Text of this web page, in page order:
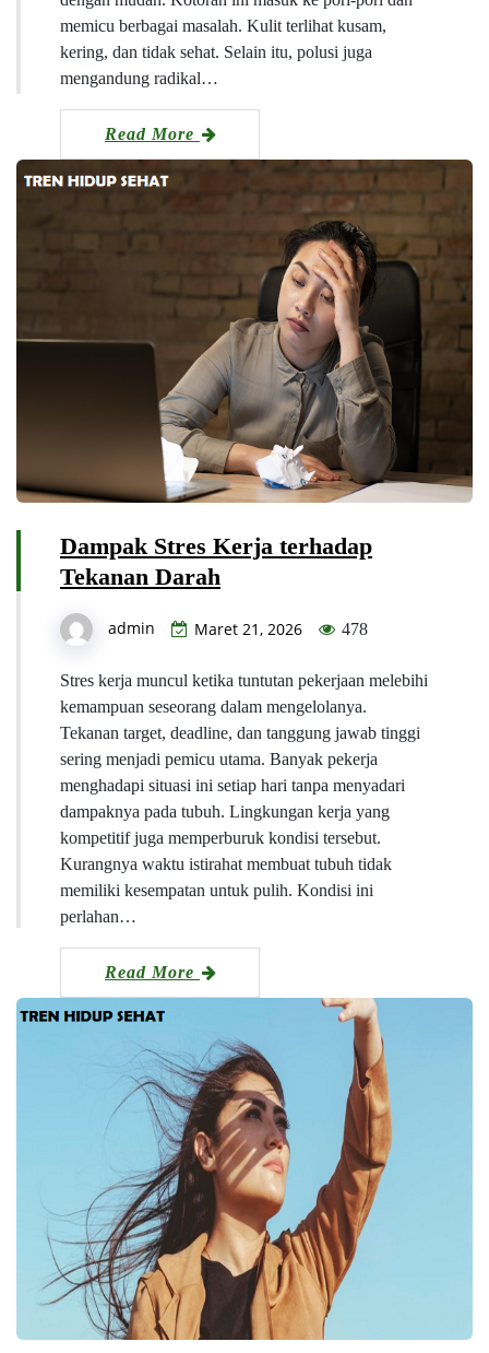
memicu berbagai masalah. Kulit terlihat kusam,
kering, dan tidak sehat. Selain itu, polusi juga
mengandung radikal…
Read More
Dampak Stres Kerja terhadap
Tekanan Darah
admin Maret 21, 2026 478
Stres kerja muncul ketika tuntutan pekerjaan melebihi
kemampuan seseorang dalam mengelolanya.
Tekanan target, deadline, dan tanggung jawab tinggi
sering menjadi pemicu utama. Banyak pekerja
menghadapi situasi ini setiap hari tanpa menyadari
dampaknya pada tubuh. Lingkungan kerja yang
kompetitif juga memperburuk kondisi tersebut.
Kurangnya waktu istirahat membuat tubuh tidak
memiliki kesempatan untuk pulih. Kondisi ini
perlahan…
Read More